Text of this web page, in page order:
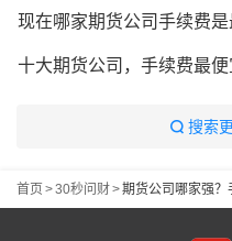
十大期货公司，手续费最便
搜索
首页 >30秒问财>期货公司哪家强？